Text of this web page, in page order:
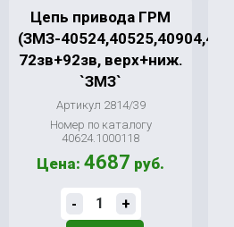
Цепь привода ГРМ
(ЗМЗ-40524,40525,40904,406)
72зв+92зв, верх+ниж.
`ЗМЗ`
Артикул 2814/39
Номер по каталогу
40624.1000118
Цена:4687 руб.
- +